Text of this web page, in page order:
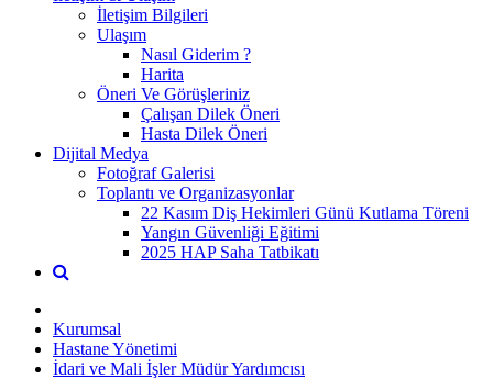
İletişim Bilgileri
Ulaşım
Nasıl Giderim ?
Harita
Öneri Ve Görüşleriniz
Çalışan Dilek Öneri
Hasta Dilek Öneri
Dijital Medya
Fotoğraf Galerisi
Toplantı ve Organizasyonlar
22 Kasım Diş Hekimleri Günü Kutlama Töreni
Yangın Güvenliği Eğitimi
2025 HAP Saha Tatbikatı
Kurumsal
Hastane Yönetimi
İdari ve Mali İşler Müdür Yardımcısı